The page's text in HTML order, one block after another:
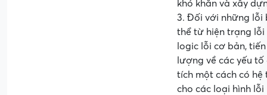
khó khăn và xây
3. Đối với những lỗi
thể từ hiện trạng
logic lỗi cơ bản,
lượng về các yếu
tích một cách có
cho các loại hình lỗi